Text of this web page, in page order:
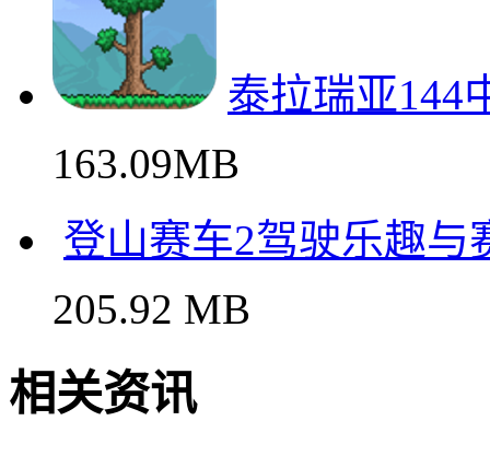
1.54 GB
米菲的奇妙世界2024
87.47MB
163.09MB